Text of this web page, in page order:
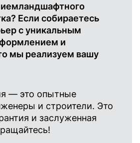
Если собираетесь
с уникальным
и
мы реализуем вашу
— это опытные
и строители. Это
и заслуженная